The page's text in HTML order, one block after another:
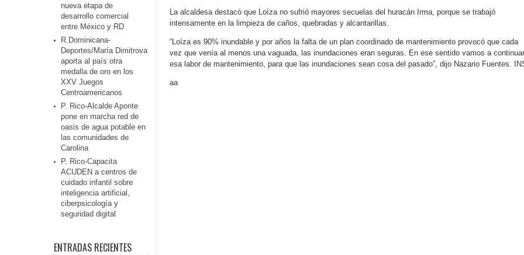
La alcaldesa destacó que Loíza no sufrió mayores secuelas del huracán Irma, porque se trabajó
intensamente en la limpieza de caños, quebradas y alcantarillas.
“Loíza es 90% inundable y por años la falta de un plan coordinado de mantenimiento provocó que cada
vez que venía al menos una vaguada, las inundaciones eran seguras. En ese sentido vamos a continuar
esa labor de mantenimiento, para que las inundaciones sean cosa del pasado”, dijo Nazario Fuentes.
aa
nueva etapa de
desarrollo comercial
entre México y RD
R.Dominicana-
Deportes/María Dimitrova
aporta al país otra
medalla de oro en los
XXV Juegos
Centroamericanos
P. Rico-Alcalde Aponte
pone en marcha red de
oasis de agua potable en
las comunidades de
Carolina
P. Rico-Capacita
ACUDEN a centros de
cuidado infantil sobre
inteligencia artificial,
ciberpsicología y
seguridad digital
ENTRADAS RECIENTES